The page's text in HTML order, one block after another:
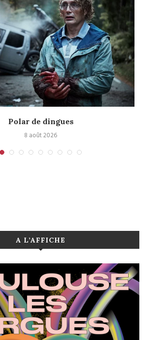
Polar de dingues
8 août 2026
A L’AFFICHE